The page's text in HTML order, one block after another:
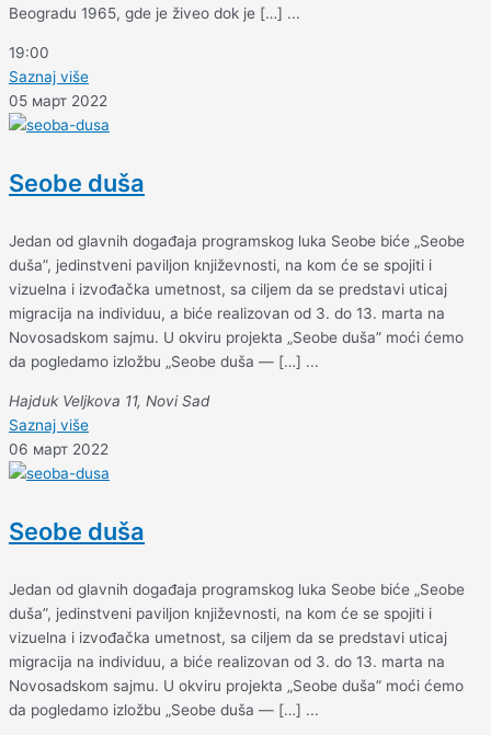
Beogradu 1965, gde je živeo dok je […] ...
19:00
Saznaj više
05 март 2022
Seobe duša
Jedan od glavnih događaja programskog luka Seobe biće „Seobe
duša”, jedinstveni paviljon književnosti, na kom će se spojiti i
vizuelna i izvođačka umetnost, sa ciljem da se predstavi uticaj
migracija na individuu, a biće realizovan od 3. do 13. marta na
Novosadskom sajmu. U okviru projekta „Seobe duša” moći ćemo
da pogledamo izložbu „Seobe duša — […] ...
Hajduk Veljkova 11, Novi Sad
Saznaj više
06 март 2022
Seobe duša
Jedan od glavnih događaja programskog luka Seobe biće „Seobe
duša”, jedinstveni paviljon književnosti, na kom će se spojiti i
vizuelna i izvođačka umetnost, sa ciljem da se predstavi uticaj
migracija na individuu, a biće realizovan od 3. do 13. marta na
Novosadskom sajmu. U okviru projekta „Seobe duša” moći ćemo
da pogledamo izložbu „Seobe duša — […] ...